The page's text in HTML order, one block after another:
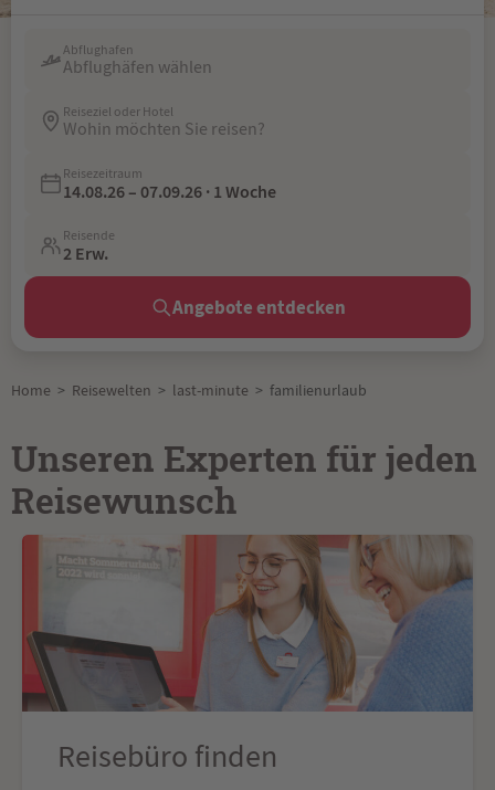
Abflughafen
Abflughäfen wählen
Reiseziel oder Hotel
Wohin möchten Sie reisen?
Reisezeitraum
14.08.26 – 07.09.26 · 1 Woche
Reisende
2 Erw.
Angebote entdecken
Home > Reisewelten > last-minute > familienurlaub
Unseren Experten für jeden
Reisewunsch
Reisebüro finden